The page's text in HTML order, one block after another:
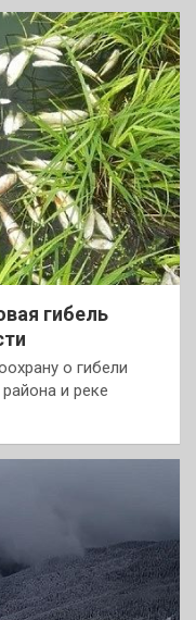
гибель
о гибели
и реке